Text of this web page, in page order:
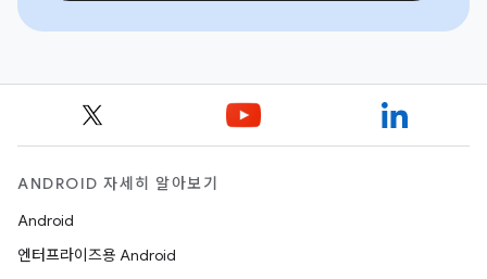
ANDROID 자세히 알아보기
Android
엔터프라이즈용 Android